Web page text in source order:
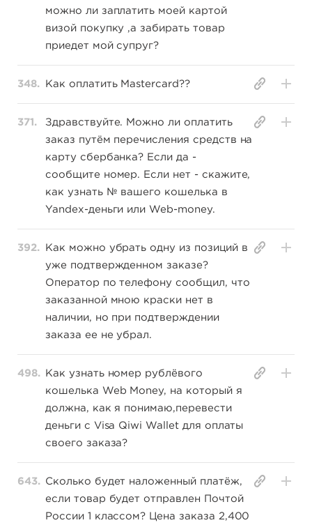
можно ли заплатить моей картой
визой покупку ,а забирать товар
приедет мой супруг?
348. Как оплатить Mastercard??
371.
Здравствуйте. Можно ли оплатить
заказ путём перечисления средств на
карту сбербанка? Если да -
сообщите номер. Если нет - скажите,
как узнать № вашего кошелька в
Yandex-деньги или Web-money.
392.
Как можно убрать одну из позиций в
уже подтвержденном заказе?
Оператор по телефону сообщил, что
заказанной мною краски нет в
наличии, но при подтверждении
заказа ее не убрал.
498.
Как узнать номер рублёвого
кошелька Web Money, на который я
должна, как я понимаю,перевести
деньги с Visa Qiwi Wallet для оплаты
своего заказа?
643.
Сколько будет наложенный платёж,
если товар будет отправлен Почтой
России 1 классом? Цена заказа 2,400